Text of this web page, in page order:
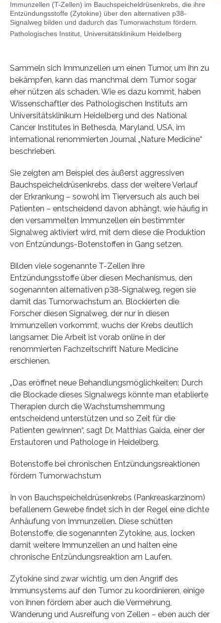
Immunzellen (T-Zellen) im Bauchspeicheldrüsenkrebs, die ihre
Entzündungsstoffe (Zytokine) über den alternativen p38-
Signalweg bilden und dadurch das Tumorwachstum fördern.
Pathologisches Institut, Universitätsklinikum Heidelberg
Sammeln sich Immunzellen um einen Tumor, um ihn zu
bekämpfen, kann das manchmal dem Tumor sogar
eher nützen als schaden. Wie es dazu kommt, haben
Wissenschaftler des Pathologischen Instituts am
Universitätsklinikum Heidelberg und des National
Cancer Institutes in Bethesda, Maryland, USA, im
international renommierten Journal „Nature Medicine“
beschrieben.
Sie zeigten am Beispiel des äußerst aggressiven
Bauchspeicheldrüsenkrebs, dass der weitere Verlauf
der Erkrankung – sowohl im Tierversuch als auch bei
Patienten – entscheidend davon abhängt, wie häufig in
den versammelten Immunzellen ein bestimmter
Signalweg aktiviert wird, mit dem diese die Produktion
von Entzündungs-Botenstoffen in Gang setzen.
Bilden viele sogenannte T-Zellen ihre
Entzündungsstoffe über diesen Mechanismus, den
sogenannten alternativen p38-Signalweg, regen sie
damit das Tumorwachstum an. Blockierten die
Forscher diesen Signalweg, der nur in diesen
Immunzellen vorkommt, wuchs der Krebs deutlich
langsamer. Die Arbeit ist vorab online in der
renommierten Fachzeitschrift Nature Medicine
erschienen.
„Das eröffnet neue Behandlungsmöglichkeiten: Durch
die Blockade dieses Signalwegs könnte man etablierte
Therapien durch die Wachstumshemmung
entscheidend unterstützen und so Zeit für die
Patienten gewinnen“, sagt Dr. Matthias Gaida, einer der
Erstautoren und Pathologe in Heidelberg.
Botenstoffe bei chronischen Entzündungsreaktionen
fördern Tumorwachstum
In von Bauchspeicheldrüsenkrebs (Pankreaskarzinom)
befallenem Gewebe findet sich in der Regel eine dichte
Anhäufung von Immunzellen. Diese schütten
Botenstoffe, die sogenannten Zytokine, aus, locken
damit weitere Immunzellen an und halten eine
chronische Entzündungsreaktion am Laufen.
Zytokine sind zwar wichtig, um den Angriff des
Immunsystems auf den Tumor zu koordinieren, einige
von ihnen fördern aber auch die Vermehrung,
Wanderung und Ausreifung von Zellen – eben auch der